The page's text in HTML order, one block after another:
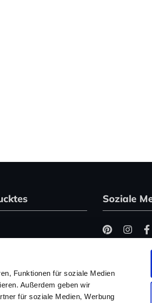
Funktionen für soziale Medien
Außerdem geben wir
für soziale Medien, Werbung
Soziale